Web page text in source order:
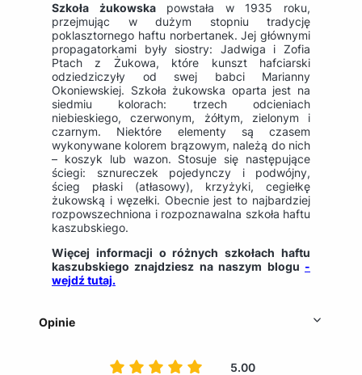
Szkoła żukowskapowstała w 1935 roku,
przejmując w dużym stopniu tradycję
poklasztornego haftu norbertanek. Jej głównymi
propagatorkami były siostry: Jadwiga i Zofia
Ptach z Żukowa, które kunszt hafciarski
odziedziczyły od swej babci Marianny
Okoniewskiej. Szkoła żukowska oparta jest na
siedmiu kolorach: trzech odcieniach
niebieskiego, czerwonym, żółtym, zielonym i
czarnym. Niektóre elementy są czasem
wykonywane kolorem brązowym, należą do nich
– koszyk lub wazon. Stosuje się następujące
ściegi: sznureczek pojedynczy i podwójny,
ścieg płaski (atłasowy), krzyżyki, cegiełkę
żukowską i węzełki. Obecnie jest to najbardziej
rozpowszechniona i rozpoznawalna szkoła haftu
kaszubskiego.
Więcej informacji o różnych szkołach haftu
kaszubskiego znajdziesz na naszym blogu -
wejdź tutaj.
Opinie
5.00